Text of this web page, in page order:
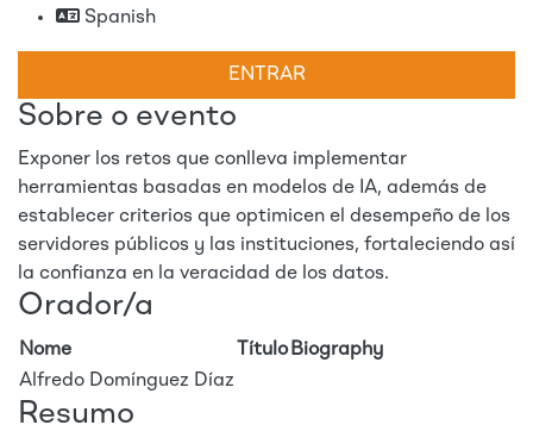
Sobre o evento
Exponer los retos que conlleva implementar
herramientas basadas en modelos de IA, además de
establecer criterios que optimicen el desempeño de los
servidores públicos y las instituciones, fortaleciendo así
la confianza en la veracidad de los datos.
Orador/a
Nome TítuloBiography
Alfredo Domínguez Díaz
Resumo
Spanish
ENTRAR